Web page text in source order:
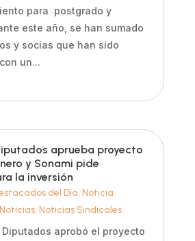
para postgrado y
este año, se han sumado
y socias que han sido
un...
aprueba proyecto
y Sonami pide
la inversión
del Día, Noticia
Noticias, Noticias Sindicales
Diputados aprobó el proyecto